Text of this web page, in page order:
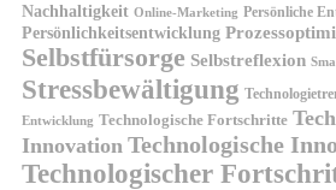
Nachhaltigkeit Online-Marketing Persönliche
Persönlichkeitsentwicklung
Selbstfürsorge Selbstreflexion
Stressbewältigung
Entwicklung Technologische Fortschritte
Innovation Technologische
Technologischer